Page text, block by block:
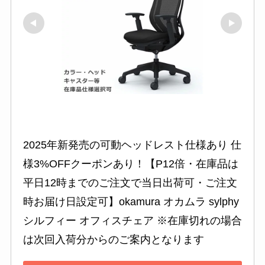
2025年新発売の可動ヘッドレスト仕様あり 仕
様3%OFFクーポンあり！【P12倍・在庫品は
平日12時までのご注文で当日出荷可・ご注文
時お届け日設定可】okamura オカムラ sylphy
シルフィー オフィスチェア ※在庫切れの場合
は次回入荷分からのご案内となります